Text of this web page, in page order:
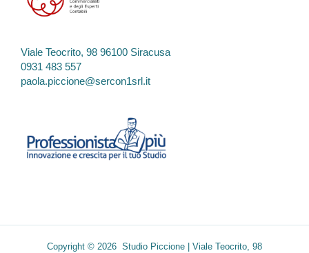
Viale Teocrito, 98 96100 Siracusa
0931 483 557
paola.piccione@sercon1srl.it
Copyright © 2026 Studio Piccione | Viale Teocrito, 98